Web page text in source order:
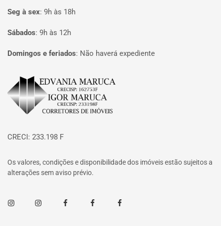
Seg à sex: 9h às 18h
Sábados: 9h às 12h
Domingos e feriados: Não haverá expediente
Página inicial
CRECI: 233.198 F
Os valores, condições e disponibilidade dos imóveis estão sujeitos a
alterações sem aviso prévio.
InstagramInstagramFacebookFacebookFacebook